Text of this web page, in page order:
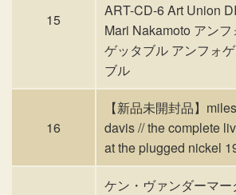
15
ART-CD-6 Art Union
Mari Nakamoto アンフ
ゲッタブル アンフォ
ブル
16
【新品未開封品】miles
davis // the complete
at the plugged nickel
ケン・ヴァンダーマー